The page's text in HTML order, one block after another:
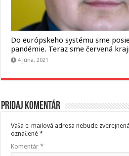
Do európskeho systému sme
pandémie. Teraz sme červená
4 júna, 2021
Pridaj komentár
Vaša e-mailová adresa nebude
označené*
Komentár*